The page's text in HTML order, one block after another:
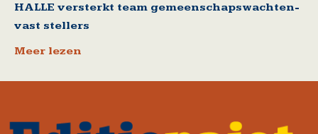
HALLE versterkt team gemeenschapswachten-
vast stellers
Meer lezen